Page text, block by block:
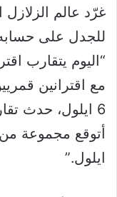
غرّد عالم الزلازل
للجدل على
“اليوم يتقارب
مع اقترانين
6 ايلول، حدث
ايلول.”